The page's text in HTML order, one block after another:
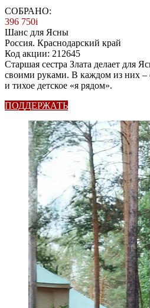
СОБРАНО:
396 750i
Шанс для Ясны
Россия. Краснодарский край
Код акции: 212645
Старшая сестра Злата делает для
своими руками. В каждом из них –
и тихое детское «я рядом».
ПОДДЕРЖАТЬ